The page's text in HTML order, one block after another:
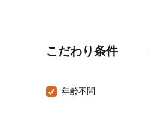
こだわり条件
年齢不問